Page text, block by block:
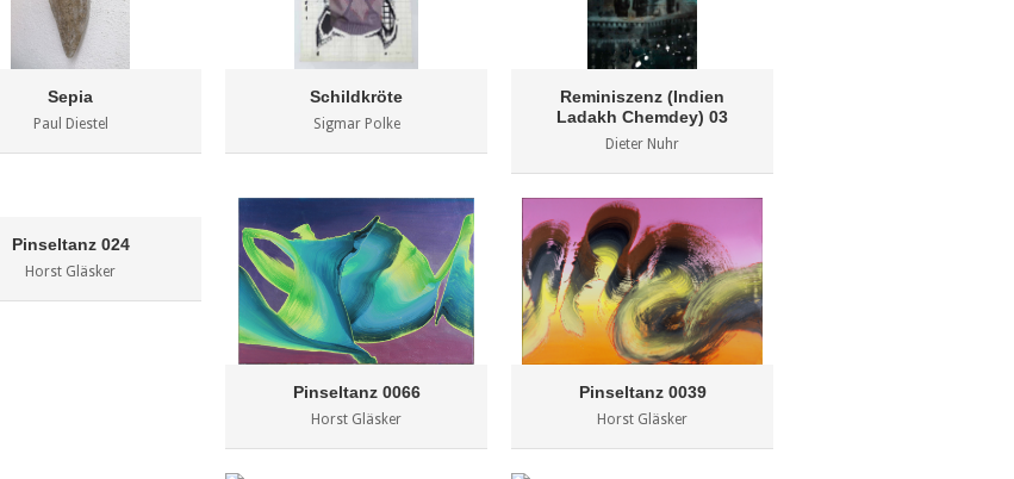
Sepia
Paul Diestel
Schildkröte
Sigmar Polke
Reminiszenz (Indien
Ladakh Chemdey) 03
Dieter Nuhr
Pinseltanz 024
Horst Gläsker
Pinseltanz 0066
Horst Gläsker
Pinseltanz 0039
Horst Gläsker